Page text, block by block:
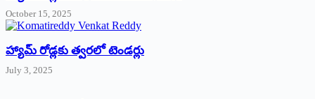
October 15, 2025
హ్యామ్‌ రోడ్లకు త్వరలో టెండర్లు
July 3, 2025